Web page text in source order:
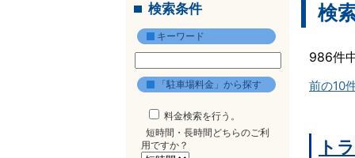
検索条件
キーワード
「駐車場料金」から探す
料金検索を行う。
短時間・長時間どちらのご利
用ですか？
検
986件
前の10
ト